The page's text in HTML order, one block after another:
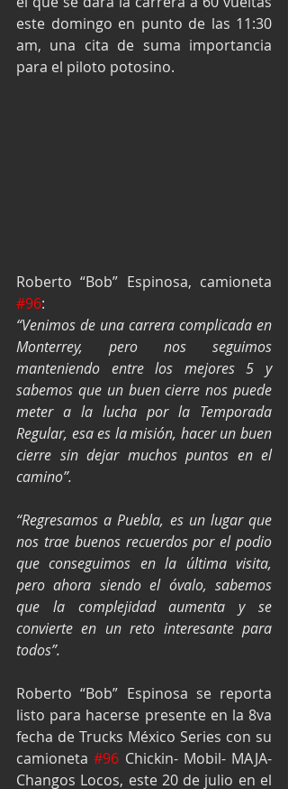
este domingo en punto de las 11:30
am, una cita de suma importancia
para el piloto potosino.
#96:
“Venimos de una carrera complicada en
Monterrey, pero nos seguimos
manteniendo entre los mejores 5 y
sabemos que un buen cierre nos puede
meter a la lucha por la Temporada
Regular, esa es la misión, hacer un buen
cierre sin dejar muchos puntos en el
camino”.
“Regresamos a Puebla, es un lugar que
nos trae buenos recuerdos por el podio
que conseguimos en la última visita,
pero ahora siendo el óvalo, sabemos
que la complejidad aumenta y se
convierte en un reto interesante para
todos”.
Roberto “Bob” Espinosa se reporta
listo para hacerse presente en la 8va
fecha de Trucks México Series con su
camioneta #96 Chickin- Mobil- MAJA-
Changos Locos, este 20 de julio en el